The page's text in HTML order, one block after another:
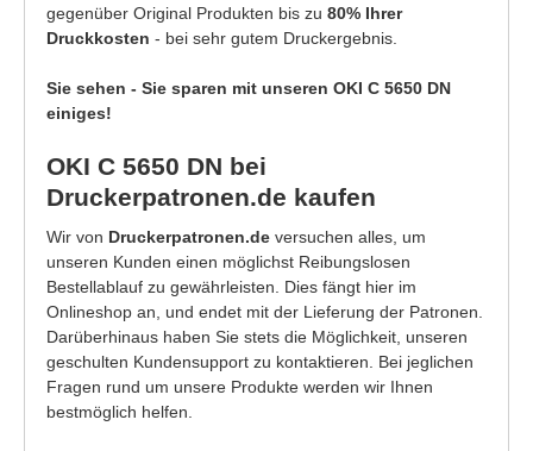
gegenüber Original Produkten bis zu 80% Ihrer
Druckkosten - bei sehr gutem Druckergebnis.
Sie sehen - Sie sparen mit unseren OKI C 5650 DN
einiges!
OKI C 5650 DN bei
Druckerpatronen.de kaufen
Wir von Druckerpatronen.de versuchen alles, um
unseren Kunden einen möglichst Reibungslosen
Bestellablauf zu gewährleisten. Dies fängt hier im
Onlineshop an, und endet mit der Lieferung der Patronen.
Darüberhinaus haben Sie stets die Möglichkeit, unseren
geschulten Kundensupport zu kontaktieren. Bei jeglichen
Fragen rund um unsere Produkte werden wir Ihnen
bestmöglich helfen.